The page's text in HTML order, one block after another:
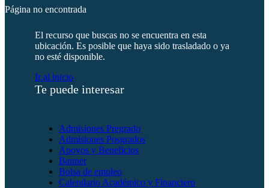
Página no encontrada
El recurso que buscas no se encuentra en esta
ubicación. Es posible que haya sido trasladado o ya
no esté disponible.
Ir al inicio
Te puede interesar
Admisiones Pregrado
Admisiones Posgrados
Apoyos y Beneficios
Banner
Bolsa de empleo
Calendario Académico y Financiero